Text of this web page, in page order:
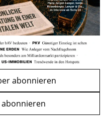
abonnieren